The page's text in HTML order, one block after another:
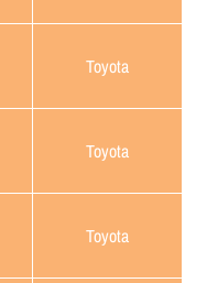
Toyota
Toyota
Toyota